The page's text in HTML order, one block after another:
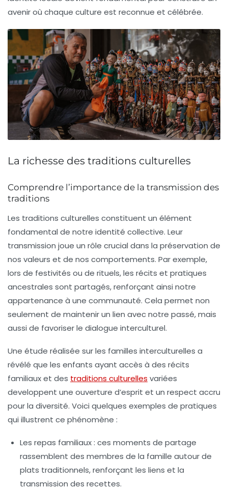
avenir où chaque culture est reconnue et célébrée.
La richesse des traditions culturelles
Comprendre l’importance de la transmission des
traditions
Les traditions culturelles constituent un élément
fondamental de notre identité collective. Leur
transmission joue un rôle crucial dans la préservation de
nos valeurs et de nos comportements. Par exemple,
lors de festivités ou de rituels, les récits et pratiques
ancestrales sont partagés, renforçant ainsi notre
appartenance à une communauté. Cela permet non
seulement de maintenir un lien avec notre passé, mais
aussi de favoriser le dialogue interculturel.
Une étude réalisée sur les familles interculturelles a
révélé que les enfants ayant accès à des récits
familiaux et des traditions culturelles variées
developpent une ouverture d’esprit et un respect accru
pour la diversité. Voici quelques exemples de pratiques
qui illustrent ce phénomène :
Les repas familiaux: ces moments de partage
rassemblent des membres de la famille autour de
plats traditionnels, renforçant les liens et la
transmission des recettes.